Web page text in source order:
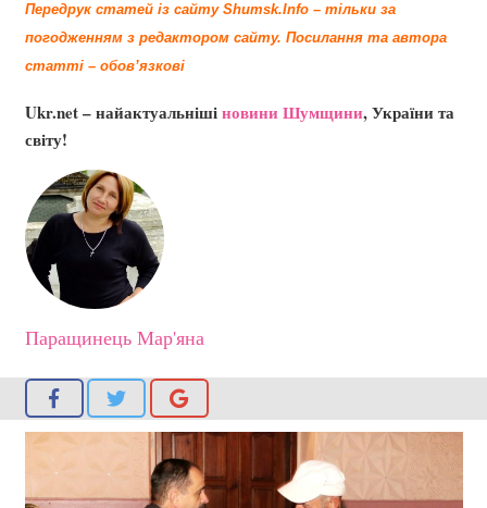
Передрук статей із сайту Shumsk.Info – тільки за
погодженням з редактором сайту. Посилання та автора
статті – обов’язкові
Ukr.net – найактуальнішіновини Шумщини, України та
світу!
Паращинець Мар'яна